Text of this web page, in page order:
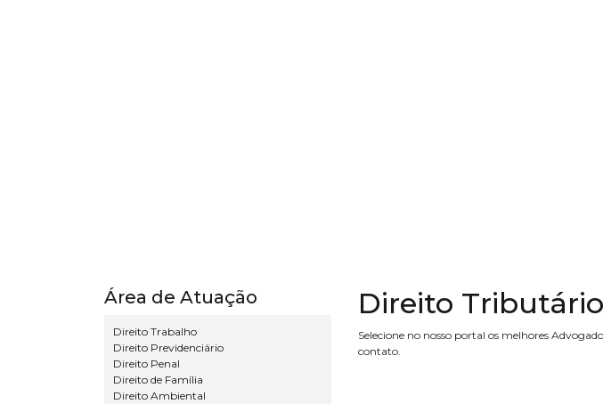
Área de Atuação
Direito Trabalho
Direito Previdenciário
Direito Penal
Direito de Família
Direito Ambiental
Direito Tributário
Selecione no nosso portal os melhores
contato.